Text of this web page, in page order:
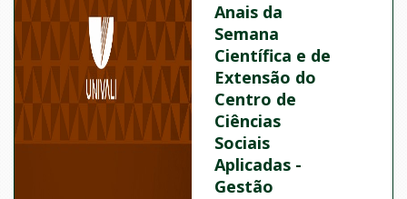
Anais da
Semana
Científica e de
Extensão do
Centro de
Ciências
Sociais
Aplicadas -
Gestão